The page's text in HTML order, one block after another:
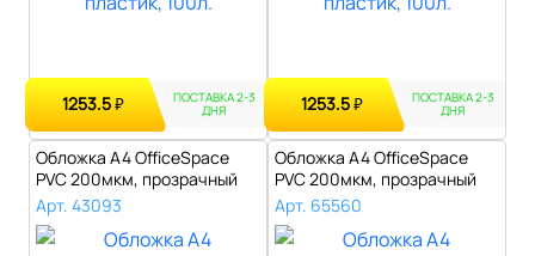
1253.5₽ ПОСТАВКА 2-3
ДНЯ 1253.5₽ ПОСТАВКА 2-3
ДНЯ
Обложка А4 OfficeSpace
PVC 200мкм, прозрачный
желтый пл..
Арт. 43093
Обложка А4 OfficeSpace
PVC 200мкм, прозрачный
дымчатый ..
Арт. 65560